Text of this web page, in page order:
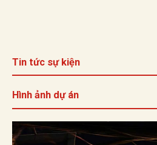
Tin tức sự kiện
Hình ảnh dự án